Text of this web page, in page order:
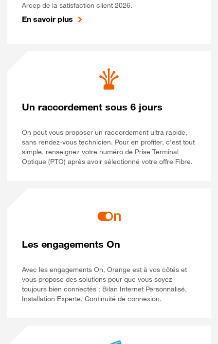
Arcep de la satisfaction client 2026.
En savoir plus
Un raccordement sous 6 jours
On peut vous proposer un raccordement ultra rapide,
sans rendez-vous technicien. Pour en profiter, c’est tout
simple, renseignez votre numéro de Prise Terminal
Optique (PTO) après avoir sélectionné votre offre Fibre.
Les engagements On
Avec les engagements On, Orange est à vos côtés et
vous propose des solutions pour que vous soyez
toujours bien connectés : Bilan Internet Personnalisé,
Installation Experte, Continuité de connexion.